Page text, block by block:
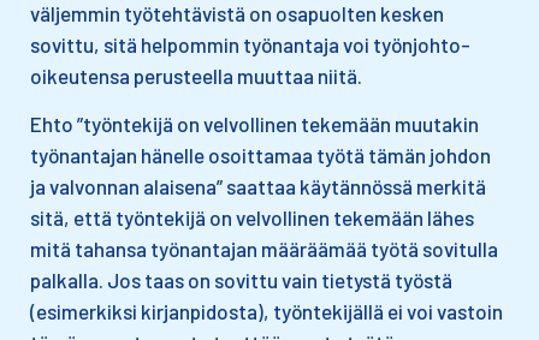
väljemmin työtehtävistä on osapuolten kesken
sovittu, sitä helpommin työnantaja voi työnjohto-
oikeutensa perusteella muuttaa niitä.​
Ehto ”työntekijä on velvollinen tekemään muutakin
työnantajan hänelle osoittamaa työtä tämän johdon
ja valvonnan alaisena” saattaa käytännössä merkitä
sitä, että työntekijä on velvollinen tekemään lähes
mitä tahansa työnantajan määräämää ​työtä sovitulla
palkalla. Jos taas on sovittu vain tietystä työstä​
(esimerkiksi kirjanpidosta), työntekijällä ei voi vastoin